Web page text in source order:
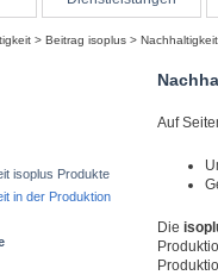
> Beitrag isoplus >
Auf
Die
isoplus Produkte
in der Produktion